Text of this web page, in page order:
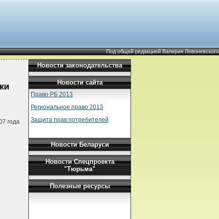
Под общей редакцией Валерия Левоневского
года
Новости законодательства
Новости сайта
Право РБ 2013
Региональное право 2013
Защита прав потребителей
Новости Беларуси
Новости Спецпроекта
"Тюрьма"
Полезные ресурсы